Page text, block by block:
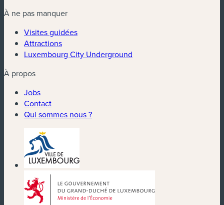
À ne pas manquer
Visites guidées
Attractions
Luxembourg City Underground
À propos
Jobs
Contact
Qui sommes nous ?